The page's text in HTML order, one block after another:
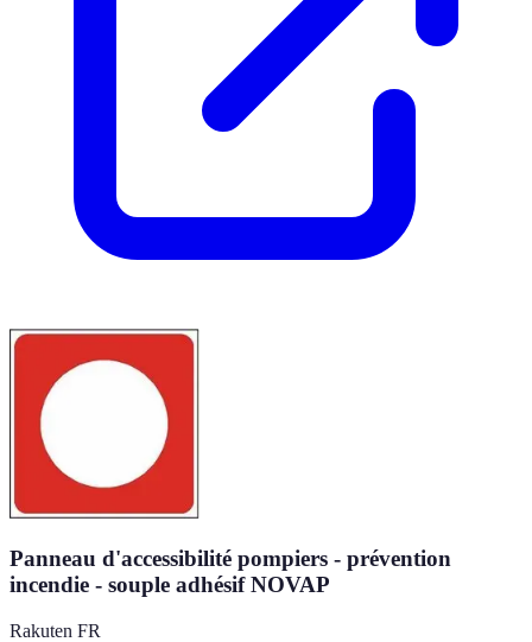
Panneau d'accessibilité pompiers - prévention
incendie - souple adhésif NOVAP
Rakuten FR